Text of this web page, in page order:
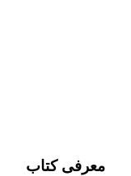
معرفی کتاب